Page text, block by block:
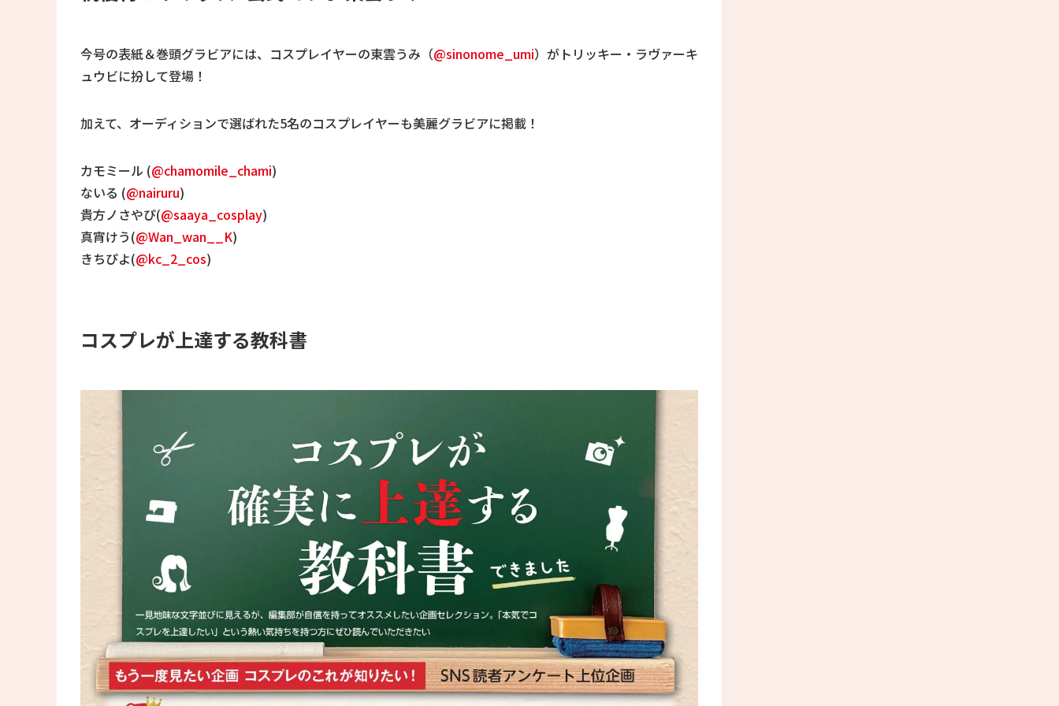
今号の表紙＆巻頭グラビアには、コスプレイヤーの東雲うみ（@sinonome_umi） がトリッキー・ラヴァーキ
ュウビに扮して登場！
加えて、オーディションで選ばれた5名のコスプレイヤーも美麗グラビアに掲載！
カモミール (@chamomile_chami)
ないる (@nairuru)
貴方ノさやぴ(@saaya_cosplay)
真宵けう(@Wan_wan__K)
きちぴよ(@kc_2_cos)
コスプレが上達する教科書